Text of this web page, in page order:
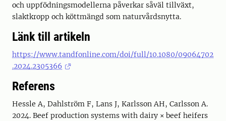
och uppfödningsmodellerna påverkar såväl tillväxt,
slaktkropp och köttmängd som naturvårdsnytta.
Länk till artikeln
https://www.tandfonline.com/doi/full/10.1080/09064702
.2024.2305366
Referens
Hessle A, Dahlström F, Lans J, Karlsson AH, Carlsson A.
2024. Beef production systems with dairy × beef heifers